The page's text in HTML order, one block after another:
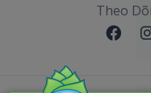
Theo